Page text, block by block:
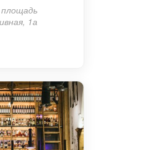
1а